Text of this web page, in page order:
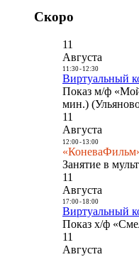
Скоро
11
Августа
11:30- 12:30
Виртуальный
Показ м/ф
мин.)
11
Августа
12:00- 13:00
Занятие в
11
Августа
17:00- 18:00
Виртуальный
Показ х/ф
11
Августа